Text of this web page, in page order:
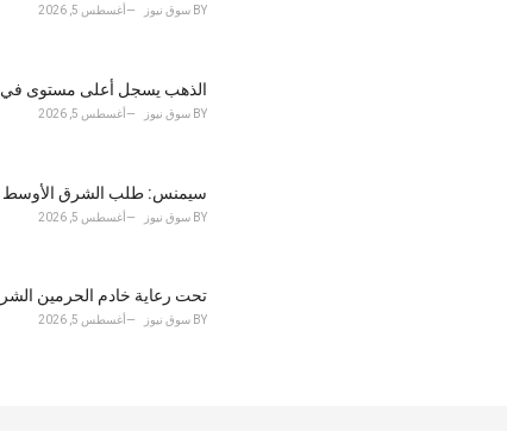
BY سوق نيوز أغسطس 5, 2026
الذهب يسجل أعلى مستوى في
BY سوق نيوز أغسطس 5, 2026
سيمنس: طلب الشرق الأوسط
BY سوق نيوز أغسطس 5, 2026
تحت رعاية خادم الحرمين الشريفين
BY سوق نيوز أغسطس 5, 2026